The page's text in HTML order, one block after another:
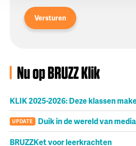
Versturen
Nu op BRUZZ Klik
KLIK 2025-2026: Deze klassen
UPDATE
Duik in de wereld van
BRUZZKet voor leerkrachten